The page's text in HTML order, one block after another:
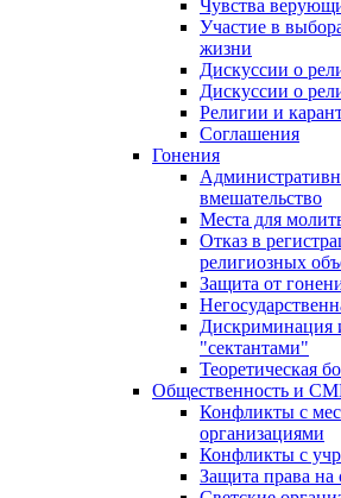
Чувства
Участие в
жизни
Дискуссии о
Дискуссии о
Религии и
Соглашения
Гонения
вмешательство
Места для
Отказ в
религиозных
Защита от
Дискриминация
"сектантами"
Теоретическая
Общественность и
Конфликты с
организациями
Конфликты с
Защита права на